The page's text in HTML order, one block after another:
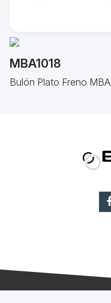
MBA1018
Bulón Plato Freno MBA